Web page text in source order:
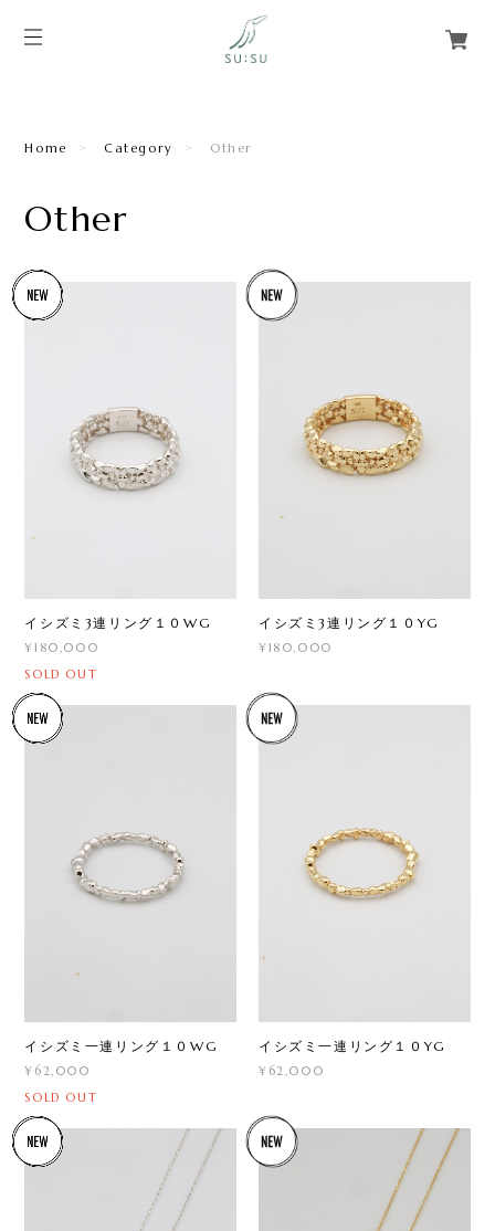
Home Category Other
Other
イシズミ3連リング１０WG
¥180,000
SOLD OUT
イシズミ3連リング１０YG
¥180,000
イシズミ一連リング１０WG
¥62,000
SOLD OUT
イシズミ一連リング１０YG
¥62,000